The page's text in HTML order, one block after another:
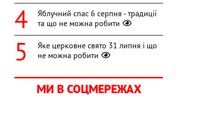
Яблучний спас 6 серпня - традиції
та що не можна робити
Яке церковне свято 31 липня і що
не можна робити
МИ В СОЦМЕРЕЖАХ